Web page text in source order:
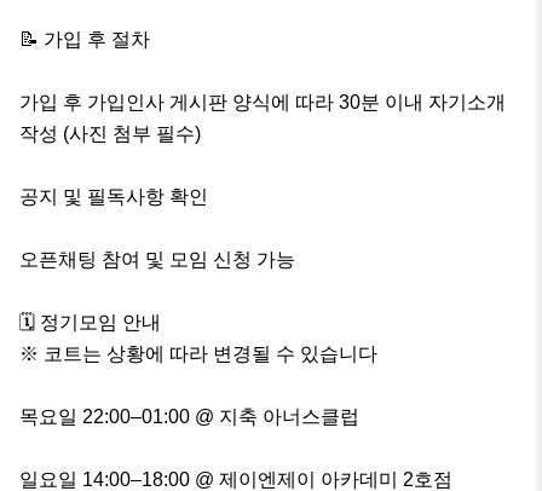
📝 가입 후 절차
가입 후 가입인사 게시판 양식에 따라 30분 이내 자기소개
작성 (사진 첨부 필수)
공지 및 필독사항 확인
오픈채팅 참여 및 모임 신청 가능
🗓️ 정기모임 안내
※ 코트는 상황에 따라 변경될 수 있습니다
목요일 22:00–01:00 @ 지축 아너스클럽
일요일 14:00–18:00 @ 제이엔제이 아카데미 2호점